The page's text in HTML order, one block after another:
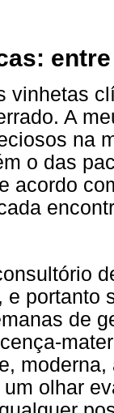
vinhetas
A
na
o das
acordo
e portanto
de
olhar